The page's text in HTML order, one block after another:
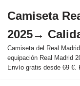
al
contenido
Camiseta
2025→
Camiseta del Real
equipación Real Madrid
Envío gratis desde 69 €.